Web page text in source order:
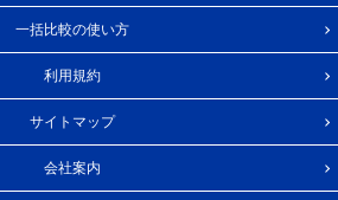
一括比較の使い方
利用規約
サイトマップ
会社案内